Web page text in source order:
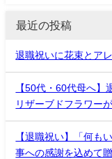
最近の投稿
退職祝いに花束とア
【50代・60代母へ
リザーブドフラワーが
【退職祝い】「何も
事への感謝を込めて